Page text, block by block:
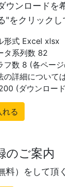
ウンロードを
"をクリックし
形式 Excel xlsx
タ系列数 82
フ数 8 (各ペー
の詳細について
(ダウンロー
れる
のご案内
料）をして頂